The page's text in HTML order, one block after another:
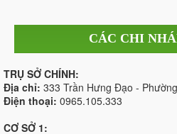
CÁC CHI
TRỤ SỞ CHÍNH:
Địa chỉ: 333 Trần Hưng Đạo -
Điện thoại: 0965.105.333
CƠ SỞ 1: